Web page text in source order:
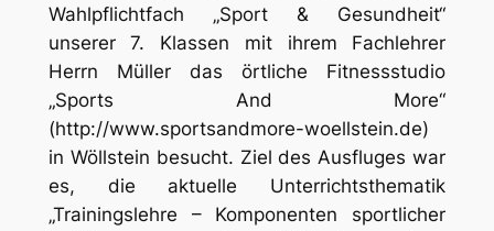
Wahlpflichtfach „Sport & Gesundheit“
unserer 7. Klassen mit ihrem Fachlehrer
Herrn Müller das örtliche Fitnessstudio
„Sports And More“
(http://www.sportsandmore-woellstein.de)
in Wöllstein besucht. Ziel des Ausfluges war
es, die aktuelle Unterrichtsthematik
„Trainingslehre – Komponenten sportlicher